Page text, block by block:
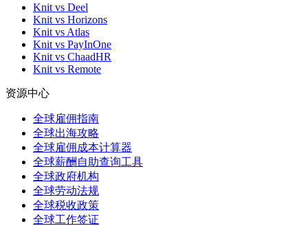
Knit vs Deel
Knit vs Horizons
Knit vs Atlas
Knit vs PayInOne
Knit vs ChaadHR
Knit vs Remote
资源中心
全球雇佣指南
全球出海攻略
全球雇佣成本计算器
全球薪酬自助查询工具
全球政府机构
全球劳动法规
全球税收政策
全球工作签证